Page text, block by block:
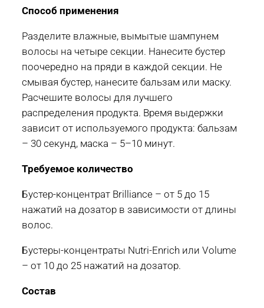
Способ применения
Разделите влажные, вымытые шампунем
волосы на четыре секции. Нанесите бустер
поочередно на пряди в каждой секции. Не
смывая бустер, нанесите бальзам или маску.
Расчешите волосы для лучшего
распределения продукта. Время выдержки
зависит от используемого продукта: бальзам
– 30 секунд, маска – 5–10 минут.
Требуемое количество
Бустер-концентрат Brilliance – от 5 до 15
нажатий на дозатор в зависимости от длины
волос.
Бустеры-концентраты Nutri-Enrich или Volume
– от 10 до 25 нажатий на дозатор.
Состав